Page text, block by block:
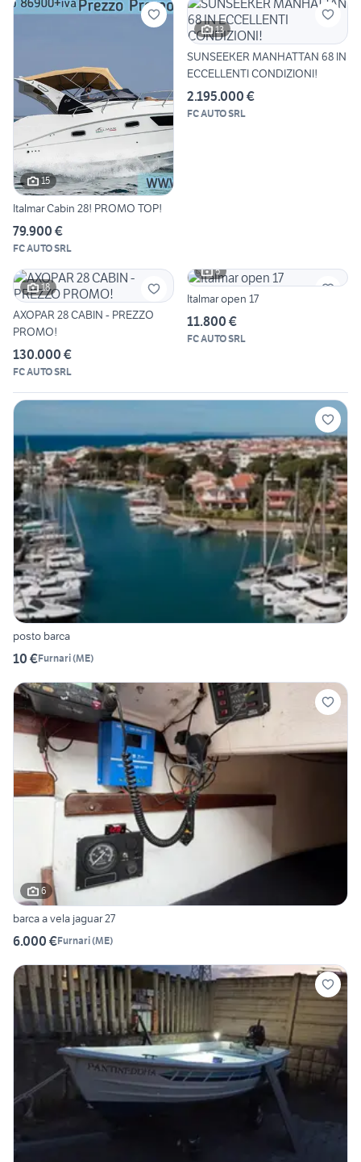
15
Italmar Cabin 28! PROMO TOP!
79.900 €
FC AUTO SRL
13
SUNSEEKER MANHATTAN 68 IN
ECCELLENTI CONDIZIONI!
2.195.000 €
FC AUTO SRL
18
AXOPAR 28 CABIN - PREZZO
PROMO!
130.000 €
FC AUTO SRL
5
Italmar open 17
11.800 €
FC AUTO SRL
posto barca
10 €Furnari(ME)
6
barca a vela jaguar 27
6.000 €Furnari(ME)